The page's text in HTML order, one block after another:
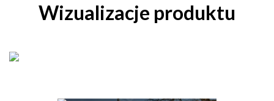
Wizualizacje produktu